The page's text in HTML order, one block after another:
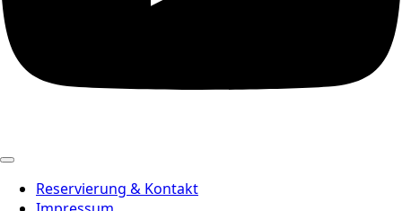
Reservierung & Kontakt